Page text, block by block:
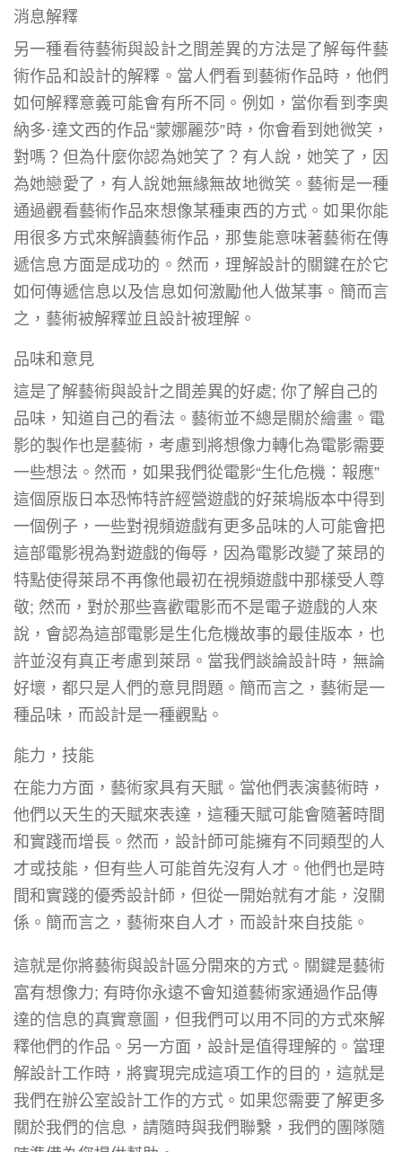
消息解釋
另一種看待藝術與設計之間差異的方法是了解每件藝
術作品和設計的解釋。當人們看到藝術作品時，他們
如何解釋意義可能會有所不同。例如，當你看到李奧
納多·達文西的作品“蒙娜麗莎”時，你會看到她微笑，
對嗎？但為什麼你認為她笑了？有人說，她笑了，因
為她戀愛了，有人說她無緣無故地微笑。藝術是一種
通過觀看藝術作品來想像某種東西的方式。如果你能
用很多方式來解讀藝術作品，那隻能意味著藝術在傳
遞信息方面是成功的。然而，理解設計的關鍵在於它
如何傳遞信息以及信息如何激勵他人做某事。簡而言
之，藝術被解釋並且設計被理解。
品味和意見
這是了解藝術與設計之間差異的好處; 你了解自己的
品味，知道自己的看法。藝術並不總是關於繪畫。電
影的製作也是藝術，考慮到將想像力轉化為電影需要
一些想法。然而，如果我們從電影“生化危機：報應”
這個原版日本恐怖特許經營遊戲的好萊塢版本中得到
一個例子，一些對視頻遊戲有更多品味的人可能會把
這部電影視為對遊戲的侮辱，因為電影改變了萊昂的
特點使得萊昂不再像他最初在視頻遊戲中那樣受人尊
敬; 然而，對於那些喜歡電影而不是電子遊戲的人來
說，會認為這部電影是生化危機故事的最佳版本，也
許並沒有真正考慮到萊昂。當我們談論設計時，無論
好壞，都只是人們的意見問題。簡而言之，藝術是一
種品味，而設計是一種觀點。
能力，技能
在能力方面，藝術家具有天賦。當他們表演藝術時，
他們以天生的天賦來表達，這種天賦可能會隨著時間
和實踐而增長。然而，設計師可能擁有不同類型的人
才或技能，但有些人可能首先沒有人才。他們也是時
間和實踐的優秀設計師，但從一開始就有才能，沒關
係。簡而言之，藝術來自人才，而設計來自技能。
這就是你將藝術與設計區分開來的方式。關鍵是藝術
富有想像力; 有時你永遠不會知道藝術家通過作品傳
達的信息的真實意圖，但我們可以用不同的方式來解
釋他們的作品。另一方面，設計是值得理解的。當理
解設計工作時，將實現完成這項工作的目的，這就是
我們在辦公室設計工作的方式。如果您需要了解更多
關於我們的信息，請隨時與我們聯繫，我們的團隊隨